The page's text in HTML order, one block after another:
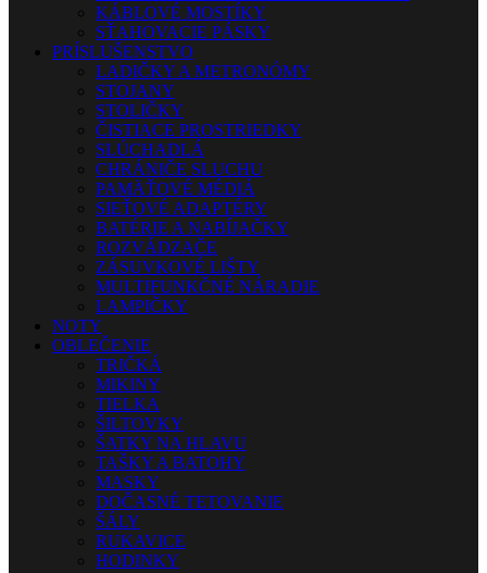
KÁBLOVÉ MOSTÍKY
SŤAHOVACIE PÁSKY
PRÍSLUŠENSTVO
LADIČKY A METRONÓMY
STOJANY
STOLIČKY
ČISTIACE PROSTRIEDKY
SLÚCHADLÁ
CHRÁNIČE SLUCHU
PAMÄŤOVÉ MÉDIÁ
SIEŤOVÉ ADAPTÉRY
BATÉRIE A NABÍJAČKY
ROZVÁDZAČE
ZÁSUVKOVÉ LIŠTY
MULTIFUNKČNÉ NÁRADIE
LAMPIČKY
NOTY
OBLEČENIE
TRIČKÁ
MIKINY
TIELKA
ŠILTOVKY
ŠATKY NA HLAVU
TAŠKY A BATOHY
MASKY
DOČASNÉ TETOVANIE
ŠÁLY
RUKAVICE
HODINKY